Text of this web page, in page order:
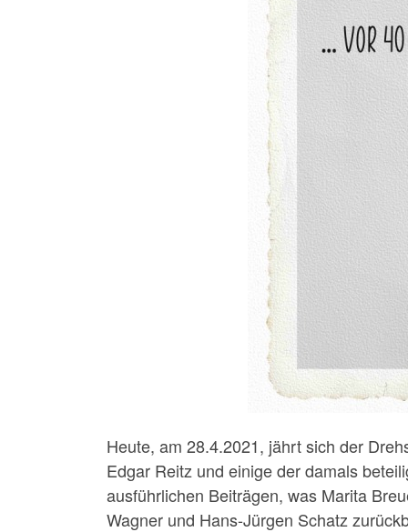
Heute, am 28.4.2021, jährt sich der
Edgar Reitz und einige der damals
ausführlichen Beiträgen, was Marita
Wagner und Hans-Jürgen Schatz